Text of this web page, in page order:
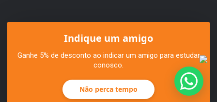
Indique um amigo
Ganhe 5% de desconto ao indicar um amigo para estudar
conosco.
Não perca tempo